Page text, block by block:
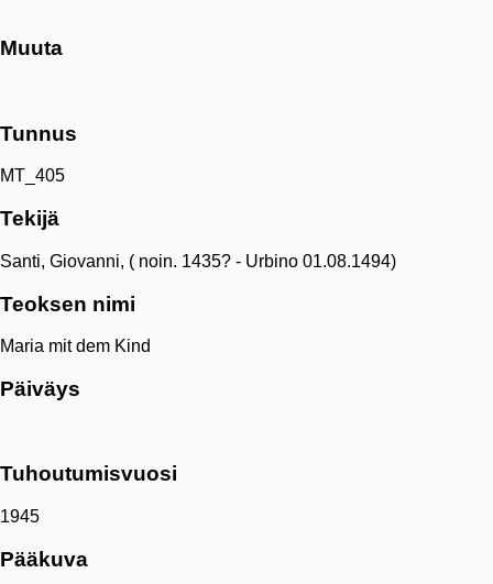
Muuta
Tunnus
MT_405
Tekijä
Santi, Giovanni, ( noin. 1435? - Urbino 01.08.1494)
Teoksen nimi
Maria mit dem Kind
Päiväys
Tuhoutumisvuosi
1945
Pääkuva